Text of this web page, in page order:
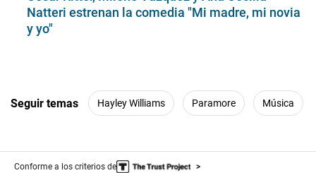
Natteri estrenan la comedia "Mi madre, mi novia
y yo"
Seguir temas Hayley Williams Paramore Música
Conforme a los criterios de